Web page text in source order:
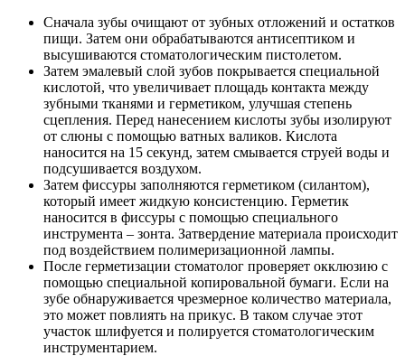
Сначала зубы очищают от зубных отложений и остатков
пищи. Затем они обрабатываются антисептиком и
высушиваются стоматологическим пистолетом.
Затем эмалевый слой зубов покрывается специальной
кислотой, что увеличивает площадь контакта между
зубными тканями и герметиком, улучшая степень
сцепления. Перед нанесением кислоты зубы изолируют
от слюны с помощью ватных валиков. Кислота
наносится на 15 секунд, затем смывается струей воды и
подсушивается воздухом.
Затем фиссуры заполняются герметиком (силантом),
который имеет жидкую консистенцию. Герметик
наносится в фиссуры с помощью специального
инструмента – зонта. Затвердение материала происходит
под воздействием полимеризационной лампы.
После герметизации стоматолог проверяет окклюзию с
помощью специальной копировальной бумаги. Если на
зубе обнаруживается чрезмерное количество материала,
это может повлиять на прикус. В таком случае этот
участок шлифуется и полируется стоматологическим
инструментарием.